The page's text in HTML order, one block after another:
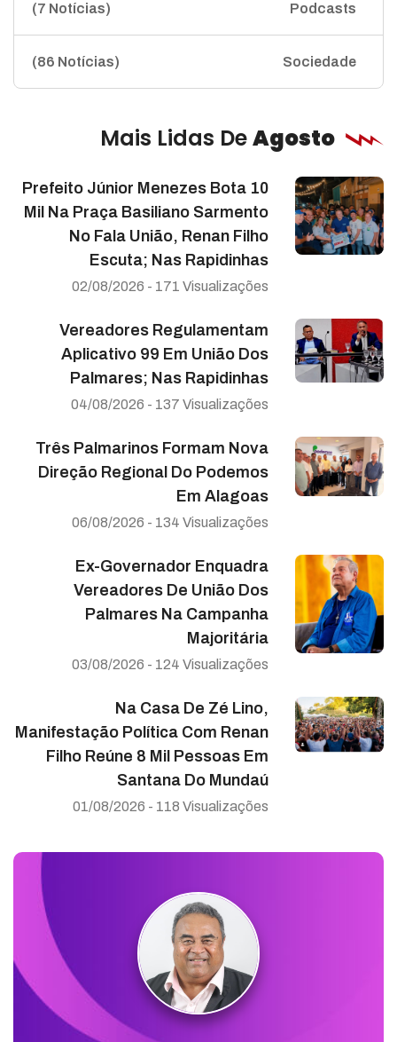
Podcasts
(7 Notícias)
Sociedade
(86 Notícias)
Mais Lidas DeAgosto
Prefeito Júnior Menezes Bota 10
Mil Na Praça Basiliano Sarmento
No Fala União, Renan Filho
Escuta; Nas Rapidinhas
02/08/2026 - 171 Visualizações
Vereadores Regulamentam
Aplicativo 99 Em União Dos
Palmares; Nas Rapidinhas
04/08/2026 - 137 Visualizações
Três Palmarinos Formam Nova
Direção Regional Do Podemos
Em Alagoas
06/08/2026 - 134 Visualizações
Ex-Governador Enquadra
Vereadores De União Dos
Palmares Na Campanha
Majoritária
03/08/2026 - 124 Visualizações
Na Casa De Zé Lino,
Manifestação Política Com Renan
Filho Reúne 8 Mil Pessoas Em
Santana Do Mundaú
01/08/2026 - 118 Visualizações